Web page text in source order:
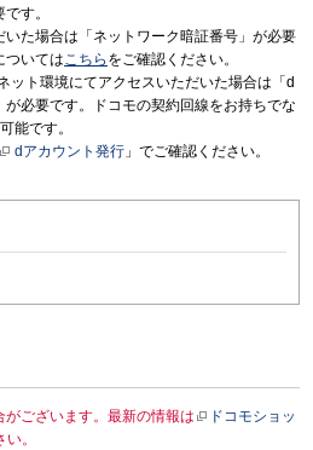
す。
いた場合は「ネットワーク暗証番号」が必要
ついてはこちら をご確認ください。
ット環境にてアクセスいただいた場合は「d
必要です。ドコモの契約回線をお持ちでな
能です。
dアカウント発行 」でご確認ください。
ございます。最新の情報は
ドコモショッ
。